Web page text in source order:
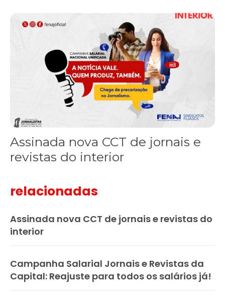
Assinada nova CCT de jornais e revistas do interior
Assinada nova CCT de jornais e
revistas do interior
relacionadas
Assinada nova CCT de jornais e revistas do
interior
Campanha Salarial Jornais e Revistas da
Capital: Reajuste para todos os salários já!